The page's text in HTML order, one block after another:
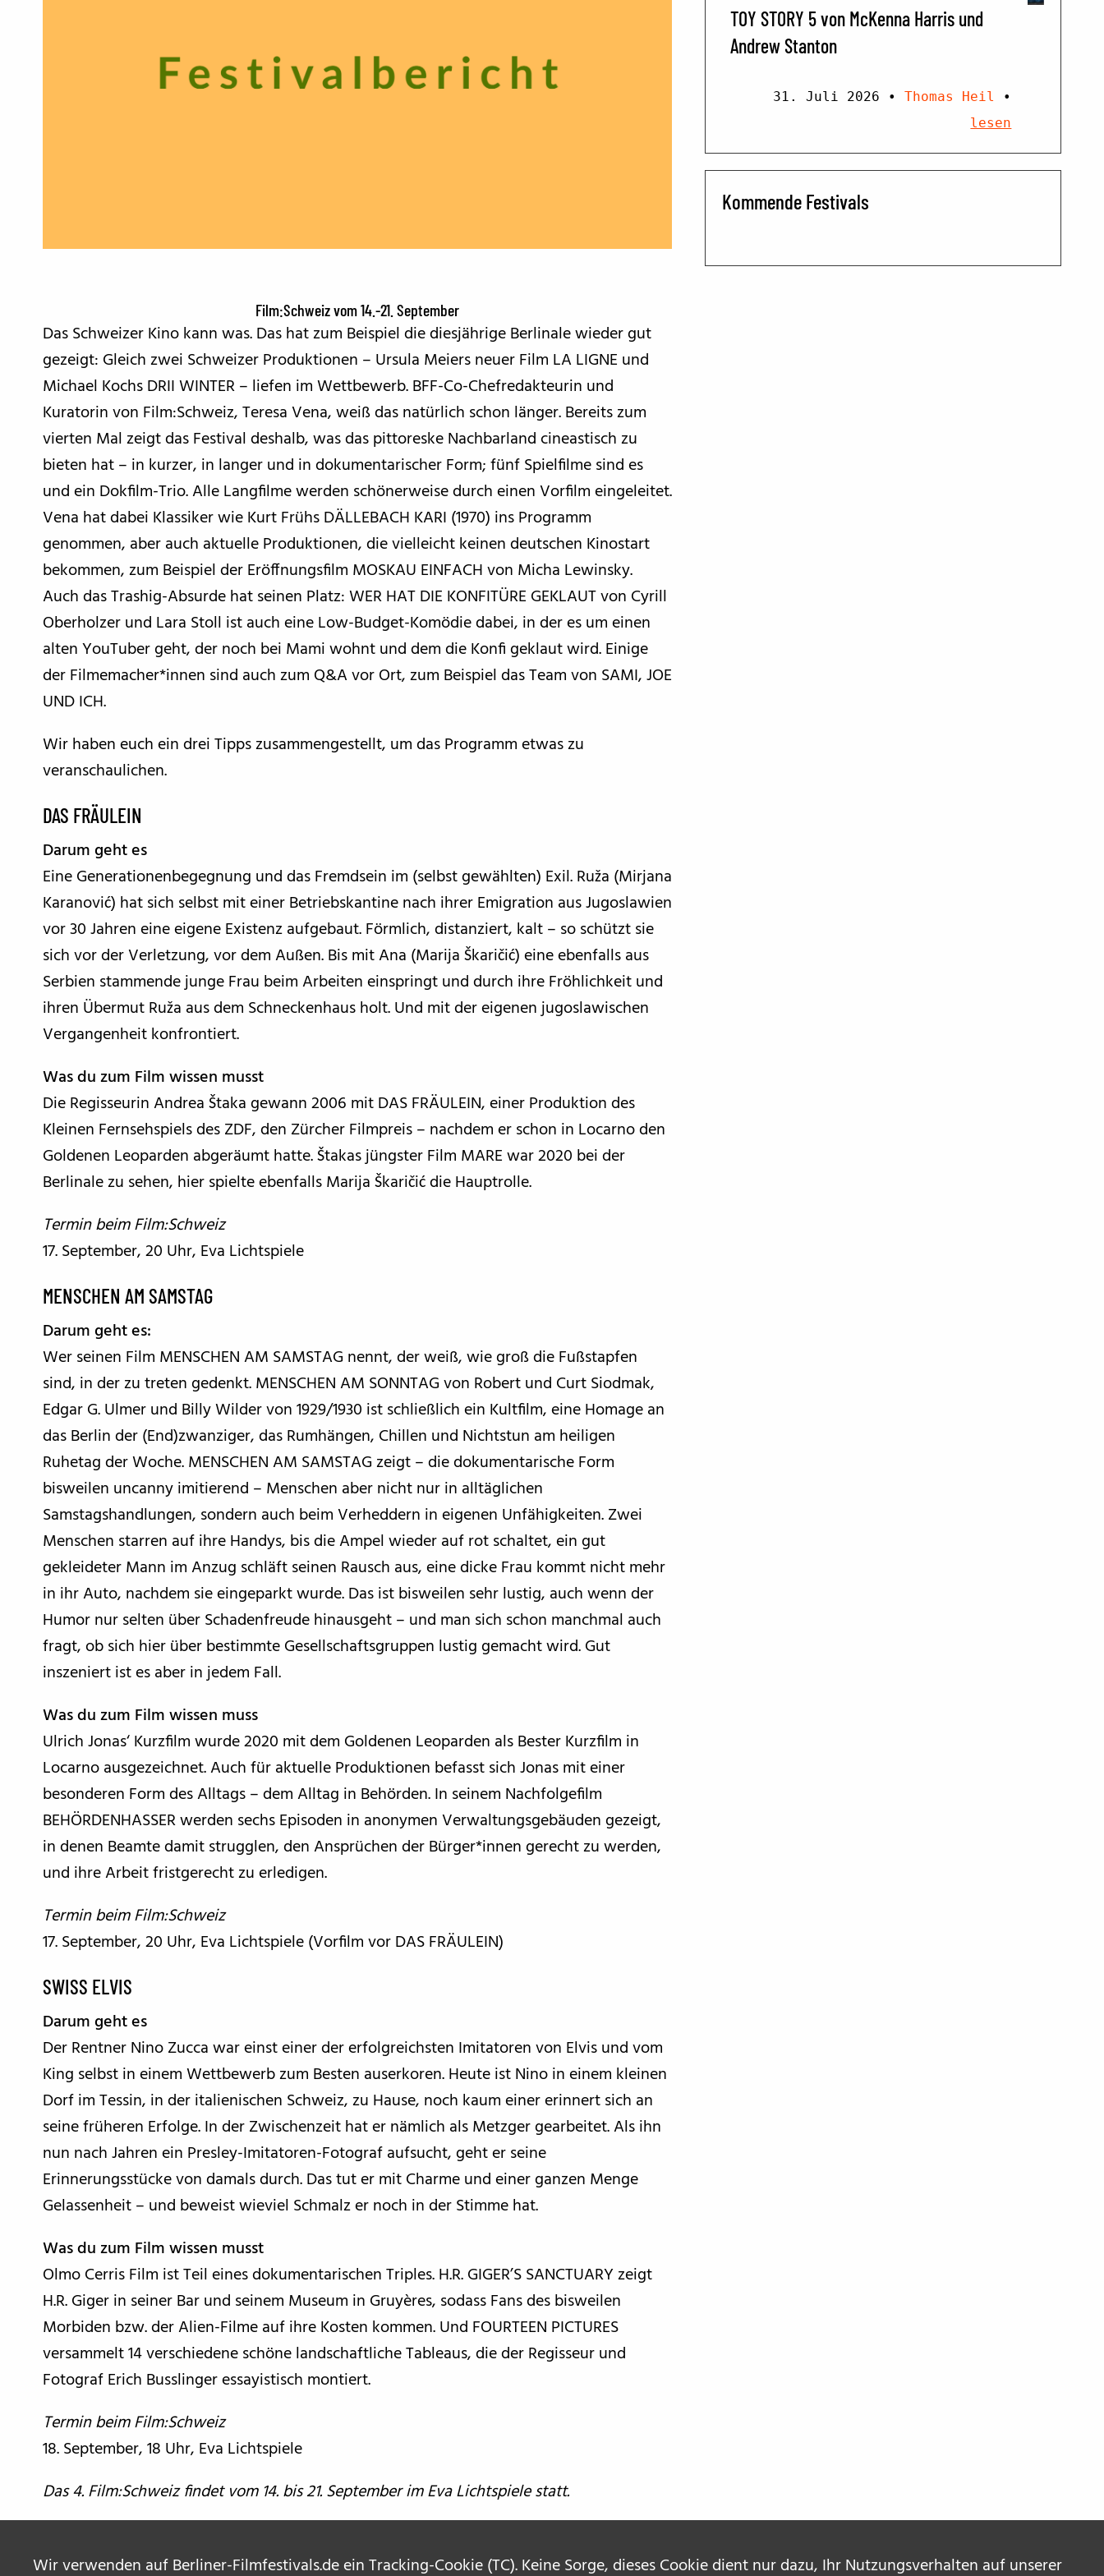
Wir verwenden auf Berliner-Filmfestivals.de ein Tracking-Cookie (TC). Keine Sorge, dieses Cookie dient nur dazu, Ihr Nutzungsverhalten auf unserer
Film:Schweiz vom 14.-21. September
Das Schweizer Kino kann was. Das hat zum Beispiel die diesjährige Berlinale wieder gut
gezeigt: Gleich zwei Schweizer Produktionen – Ursula Meiers neuer Film LA LIGNE und
Michael Kochs DRII WINTER – liefen im Wettbewerb. BFF-Co-Chefredakteurin und
Kuratorin von Film:Schweiz, Teresa Vena, weiß das natürlich schon länger. Bereits zum
vierten Mal zeigt das Festival deshalb, was das pittoreske Nachbarland cineastisch zu
bieten hat – in kurzer, in langer und in dokumentarischer Form; fünf Spielfilme sind es
und ein Dokfilm-Trio. Alle Langfilme werden schönerweise durch einen Vorfilm eingeleitet.
Vena hat dabei Klassiker wie Kurt Frühs DÄLLEBACH KARI (1970) ins Programm
genommen, aber auch aktuelle Produktionen, die vielleicht keinen deutschen Kinostart
bekommen, zum Beispiel der Eröffnungsfilm MOSKAU EINFACH von Micha Lewinsky.
Auch das Trashig-Absurde hat seinen Platz: WER HAT DIE KONFITÜRE GEKLAUT von Cyrill
Oberholzer und Lara Stoll ist auch eine Low-Budget-Komödie dabei, in der es um einen
alten YouTuber geht, der noch bei Mami wohnt und dem die Konfi geklaut wird. Einige
der Filmemacher*innen sind auch zum Q&A vor Ort, zum Beispiel das Team von SAMI, JOE
UND ICH.
Wir haben euch ein drei Tipps zusammengestellt, um das Programm etwas zu
veranschaulichen.
DAS FRÄULEIN
Darum geht es
Eine Generationenbegegnung und das Fremdsein im (selbst gewählten) Exil. Ruža (Mirjana
Karanović) hat sich selbst mit einer Betriebskantine nach ihrer Emigration aus Jugoslawien
vor 30 Jahren eine eigene Existenz aufgebaut. Förmlich, distanziert, kalt – so schützt sie
sich vor der Verletzung, vor dem Außen. Bis mit Ana (Marija Škaričić) eine ebenfalls aus
Serbien stammende junge Frau beim Arbeiten einspringt und durch ihre Fröhlichkeit und
ihren Übermut Ruža aus dem Schneckenhaus holt. Und mit der eigenen jugoslawischen
Vergangenheit konfrontiert.
Was du zum Film wissen musst
Die Regisseurin Andrea Štaka gewann 2006 mit DAS FRÄULEIN, einer Produktion des
Kleinen Fernsehspiels des ZDF, den Zürcher Filmpreis – nachdem er schon in Locarno den
Goldenen Leoparden abgeräumt hatte. Štakas jüngster Film MARE war 2020 bei der
Berlinale zu sehen, hier spielte ebenfalls Marija Škaričić die Hauptrolle.
Termin beim Film:Schweiz
17. September, 20 Uhr, Eva Lichtspiele
MENSCHEN AM SAMSTAG
Darum geht es:
Wer seinen Film MENSCHEN AM SAMSTAG nennt, der weiß, wie groß die Fußstapfen
sind, in der zu treten gedenkt. MENSCHEN AM SONNTAG von Robert und Curt Siodmak,
Edgar G. Ulmer und Billy Wilder von 1929/1930 ist schließlich ein Kultfilm, eine Homage an
das Berlin der (End)zwanziger, das Rumhängen, Chillen und Nichtstun am heiligen
Ruhetag der Woche. MENSCHEN AM SAMSTAG zeigt – die dokumentarische Form
bisweilen uncanny imitierend – Menschen aber nicht nur in alltäglichen
Samstagshandlungen, sondern auch beim Verheddern in eigenen Unfähigkeiten. Zwei
Menschen starren auf ihre Handys, bis die Ampel wieder auf rot schaltet, ein gut
gekleideter Mann im Anzug schläft seinen Rausch aus, eine dicke Frau kommt nicht mehr
in ihr Auto, nachdem sie eingeparkt wurde. Das ist bisweilen sehr lustig, auch wenn der
Humor nur selten über Schadenfreude hinausgeht – und man sich schon manchmal auch
fragt, ob sich hier über bestimmte Gesellschaftsgruppen lustig gemacht wird. Gut
inszeniert ist es aber in jedem Fall.
Was du zum Film wissen muss
Ulrich Jonas‘ Kurzfilm wurde 2020 mit dem Goldenen Leoparden als Bester Kurzfilm in
Locarno ausgezeichnet. Auch für aktuelle Produktionen befasst sich Jonas mit einer
besonderen Form des Alltags – dem Alltag in Behörden. In seinem Nachfolgefilm
BEHÖRDENHASSER werden sechs Episoden in anonymen Verwaltungsgebäuden gezeigt,
in denen Beamte damit strugglen, den Ansprüchen der Bürger*innen gerecht zu werden,
und ihre Arbeit fristgerecht zu erledigen.
Termin beim Film:Schweiz
17. September, 20 Uhr, Eva Lichtspiele (Vorfilm vor DAS FRÄULEIN)
SWISS ELVIS
Darum geht es
Der Rentner Nino Zucca war einst einer der erfolgreichsten Imitatoren von Elvis und vom
King selbst in einem Wettbewerb zum Besten auserkoren. Heute ist Nino in einem kleinen
Dorf im Tessin, in der italienischen Schweiz, zu Hause, noch kaum einer erinnert sich an
seine früheren Erfolge. In der Zwischenzeit hat er nämlich als Metzger gearbeitet. Als ihn
nun nach Jahren ein Presley-Imitatoren-Fotograf aufsucht, geht er seine
Erinnerungsstücke von damals durch. Das tut er mit Charme und einer ganzen Menge
Gelassenheit – und beweist wieviel Schmalz er noch in der Stimme hat.
Was du zum Film wissen musst
Olmo Cerris Film ist Teil eines dokumentarischen Triples. H.R. GIGER’S SANCTUARY zeigt
H.R. Giger in seiner Bar und seinem Museum in Gruyères, sodass Fans des bisweilen
Morbiden bzw. der Alien-Filme auf ihre Kosten kommen. Und FOURTEEN PICTURES
versammelt 14 verschiedene schöne landschaftliche Tableaus, die der Regisseur und
Fotograf Erich Busslinger essayistisch montiert.
Termin beim Film:Schweiz
18. September, 18 Uhr, Eva Lichtspiele
Das 4. Film:Schweiz findet vom 14. bis 21. September im Eva Lichtspiele statt.
TOY STORY 5 von McKenna Harris und
Andrew Stanton
31. Juli 2026 • Thomas Heil
•
lesen
Kommende Festivals